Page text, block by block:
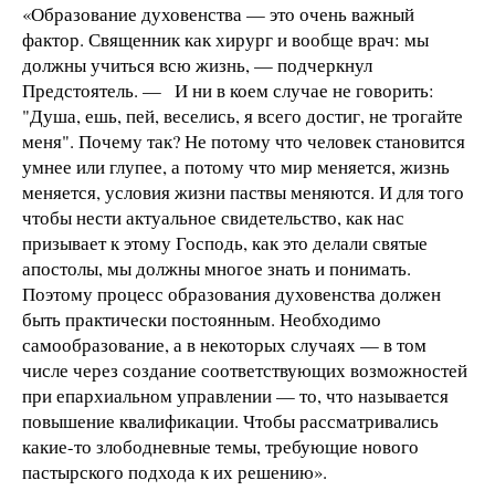
«Образование духовенства — это очень важный
фактор. Священник как хирург и вообще врач: мы
должны учиться всю жизнь, — подчеркнул
Предстоятель. — И ни в коем случае не говорить:
"Душа, ешь, пей, веселись, я всего достиг, не трогайте
меня". Почему так? Не потому что человек становится
умнее или глупее, а потому что мир меняется, жизнь
меняется, условия жизни паствы меняются. И для того
чтобы нести актуальное свидетельство, как нас
призывает к этому Господь, как это делали святые
апостолы, мы должны многое знать и понимать.
Поэтому процесс образования духовенства должен
быть практически постоянным. Необходимо
самообразование, а в некоторых случаях — в том
числе через создание соответствующих возможностей
при епархиальном управлении — то, что называется
повышение квалификации. Чтобы рассматривались
какие-то злободневные темы, требующие нового
пастырского подхода к их решению».